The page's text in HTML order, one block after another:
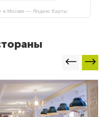
в Москве — Яндекс Карты